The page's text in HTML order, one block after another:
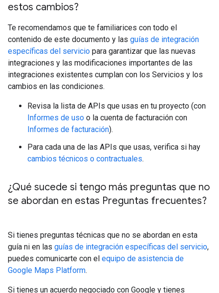
estos cambios?
Te recomendamos que te familiarices con todo el
contenido de este documento y las guías de integración
específicas del servicio para garantizar que las nuevas
integraciones y las modificaciones importantes de las
integraciones existentes cumplan con los Servicios y los
cambios en las condiciones.
Revisa la lista de APIs que usas en tu proyecto (con
Informes de uso o la cuenta de facturación con
Informes de facturación).
Para cada una de las APIs que usas, verifica si hay
cambios técnicos o contractuales.
¿Qué sucede si tengo más preguntas que no
se abordan en estas Preguntas frecuentes?
Si tienes preguntas técnicas que no se abordan en esta
guía ni en las guías de integración específicas del servicio,
puedes comunicarte con el equipo de asistencia de
Google Maps Platform.
Si tienes un acuerdo negociado con Google y tienes